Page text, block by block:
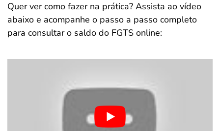
Quer ver como fazer na prática? Assista ao vídeo
abaixo e acompanhe o passo a passo completo
para consultar o saldo do FGTS online: